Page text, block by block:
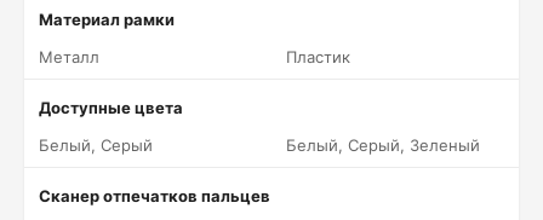
Материал рамки
Металл
Пластик
Доступные цвета
Белый, Серый
Белый, Серый, Зеленый
Сканер отпечатков пальцев